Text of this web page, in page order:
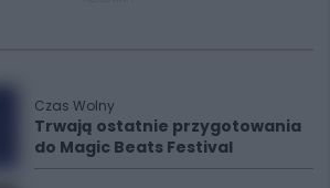
Czas Wolny
Trwają ostatnie przygotowania
do Magic Beats Festival